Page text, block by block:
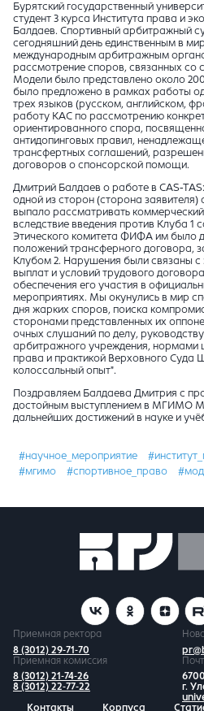
Бурятский государственный
студент 3 курса Института права и
Балдаев. Спортивный арбитражный
сегодняшний день единственным в
международным арбитражным
рассмотрение споров, связанных со
Модели было представлено около
было предложено в рамках работы
трех языков (русском, английском,
работу КАС по рассмотрению
ориентированного спора,
антидопинговых правил,
трансфертных соглашений,
договоров о спонсорской помощи.
Дмитрий Балдаев о работе в CAS-
одной из сторон (сторона заявителя)
выпало рассматривать
вследствие введения против Клуба 1
Этического комитета ФИФА им было
положений трансферного договора,
Клубом 2. Нарушения были связаны
выплат и условий трудового
обеспечения его участия в
мероприятиях. Мы окунулись в мир
дня жарких споров, поиска
сторонами представленных их
очных слушаний по делу,
арбитражного учреждения, нормами
права и практикой Верховного Суда
колоссальный опыт".
Поздравляем Балдаева Дмитрия с
достойным выступлением в МГИМО
дальнейших достижений в науке и
#научное_мероприятие
#мгимо
#спортивное_право
Приемная ректора
8 (3012) 29-71-70
Приемная комиссия
8 (3012) 21-74-26
8 (3012) 22-77-22
г.
Контакты
Корпуса